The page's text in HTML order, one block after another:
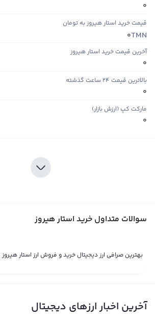
0
قیمت خرید استار هیروز به تومان
TMN
0
آخرین قیمت خرید استار هیروز
0
بالاترین قیمت ۲۴ ساعت گذشته
0
مارکت کپ (ارزش بازار)
0
سوالات متداول خرید استار هیروز
بهترین صرافی ارز دیجیتال خرید و فروش ارز استار
آخرین اخبار ارزهای دیجیتال